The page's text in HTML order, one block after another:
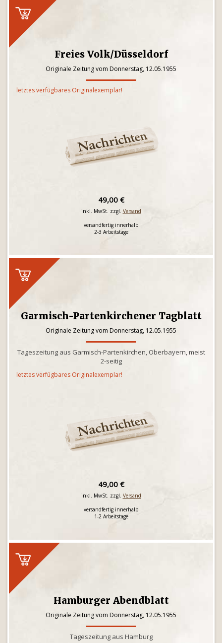
Freies Volk/Düsseldorf
Originale Zeitung vom Donnerstag, 12.05.1955
letztes verfügbares Originalexemplar!
49,00 €
inkl. MwSt. zzgl. Versand
versandfertig innerhalb
2-3 Arbeitstage
Garmisch-Partenkirchener Tagblatt
Originale Zeitung vom Donnerstag, 12.05.1955
Tageszeitung aus Garmisch-Partenkirchen, Oberbayern, meist
2-seitig
letztes verfügbares Originalexemplar!
49,00 €
inkl. MwSt. zzgl. Versand
versandfertig innerhalb
1-2 Arbeitstage
Hamburger Abendblatt
Originale Zeitung vom Donnerstag, 12.05.1955
Tageszeitung aus Hamburg